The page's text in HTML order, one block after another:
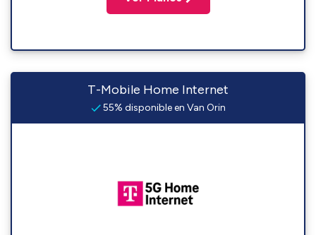
T-Mobile Home Internet
55% disponible en Van Orin